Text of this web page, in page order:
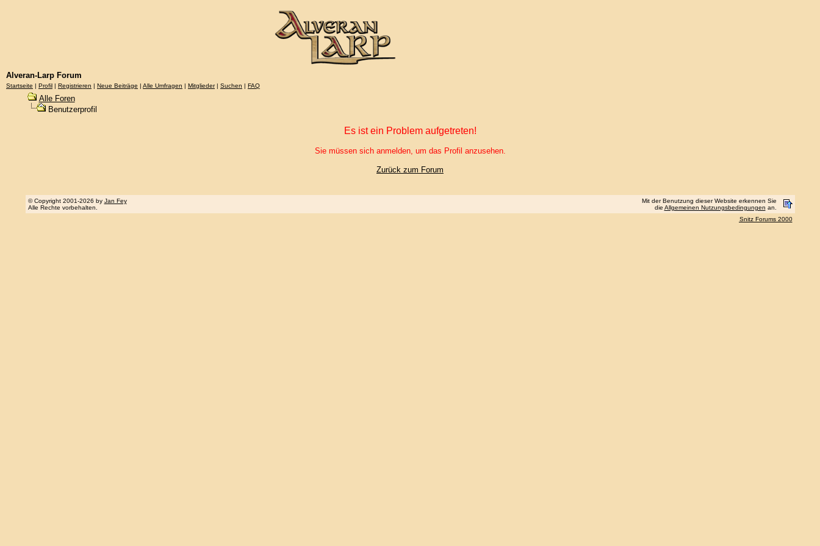
Alveran-Larp Forum
Startseite | Profil | Registrieren | Neue Beiträge | Alle Umfragen | Mitglieder| Suchen | FAQ
Alle Foren
Benutzerprofil
Es ist ein Problem aufgetreten!
Sie müssen sich anmelden, um das Profil anzusehen.
Zurück zum Forum
© Copyright 2001-2026 by Jan Fey
Alle Rechte vorbehalten.
Mit der Benutzung dieser Website erkennen Sie
die Allgemeinen Nutzungsbedingungen an.
Snitz Forums 2000